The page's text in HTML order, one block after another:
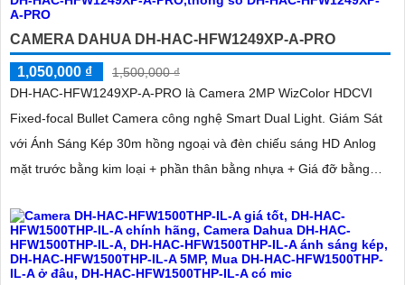
CAMERA DAHUA DH-HAC-HFW1249XP-A-PRO
1,050,000 ₫
1,500,000 ₫
DH-HAC-HFW1249XP-A-PRO là Camera 2MP WizColor HDCVI
Fixed-focal Bullet Camera công nghệ Smart Dual Light. Giám Sát
với Ánh Sáng Kép 30m hồng ngoại và đèn chiếu sáng HD Anlog
mặt trước bằng kim loại + phần thân bằng nhựa + Giá đỡ bằng